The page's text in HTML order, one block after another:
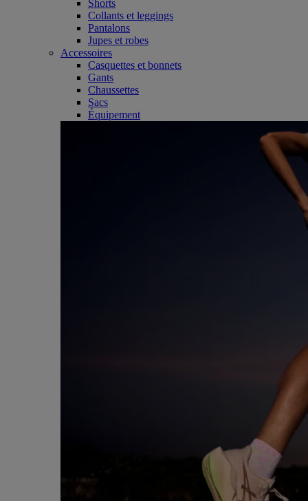
Shorts
Collants et leggings
Pantalons
Jupes et robes
Accessoires
Casquettes et bonnets
Gants
Chaussettes
Sacs
Équipement